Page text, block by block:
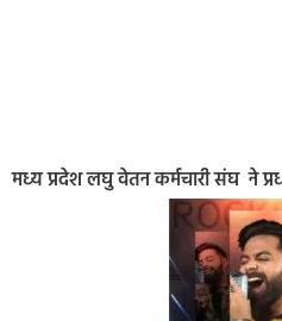
मध्य प्रदेश लघु वेतन कर्मचारी संघ ने